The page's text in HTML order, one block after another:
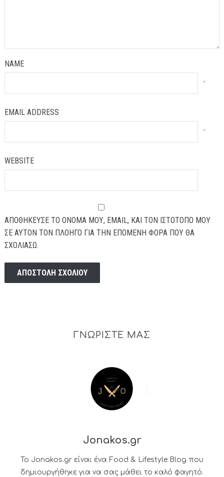
NAME
*
EMAIL ADDRESS
*
WEBSITE
ΑΠΟΘΉΚΕΥΣΕ ΤΟ ΌΝΟΜΆ ΜΟΥ, EMAIL, ΚΑΙ ΤΟΝ ΙΣΤΌΤΟΠΟ ΜΟΥ
ΣΕ ΑΥΤΌΝ ΤΟΝ ΠΛΟΗΓΌ ΓΙΑ ΤΗΝ ΕΠΌΜΕΝΗ ΦΟΡΆ ΠΟΥ ΘΑ
ΣΧΟΛΙΆΣΩ.
ΓΝΩΡΙΣΤΕ ΜΑΣ
Jonakos.gr
Το Jonakos.gr είναι ένα Food & Lifestyle Blog που
δημιουργήθηκε για να σας μάθει το καλό φαγητό.